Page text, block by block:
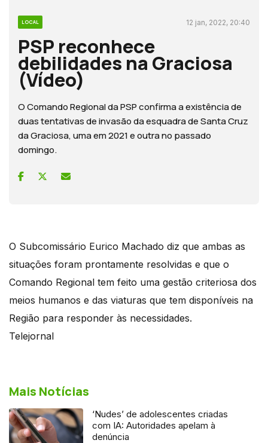
LOCAL 12 jan, 2022, 20:40
PSP reconhece
debilidades na Graciosa
(Vídeo)
O Comando Regional da PSP confirma a existência de
duas tentativas de invasão da esquadra de Santa Cruz
da Graciosa, uma em 2021 e outra no passado
domingo.
O Subcomissário Eurico Machado diz que ambas as
situações foram prontamente resolvidas e que o
Comando Regional tem feito uma gestão criteriosa dos
meios humanos e das viaturas que tem disponíveis na
Região para responder às necessidades.
Telejornal
Mais Notícias
‘Nudes’ de adolescentes criadas
com IA: Autoridades apelam à
denúncia